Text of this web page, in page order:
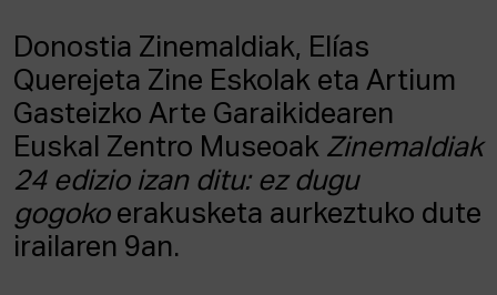
Donostia Zinemaldiak, Elías
Querejeta Zine Eskolak eta Artium
Gasteizko Arte Garaikidearen
Euskal Zentro Museoak Zinemaldiak
24 edizio izan ditu: ez dugu
gogokoerakusketa aurkeztuko dute
irailaren 9an.